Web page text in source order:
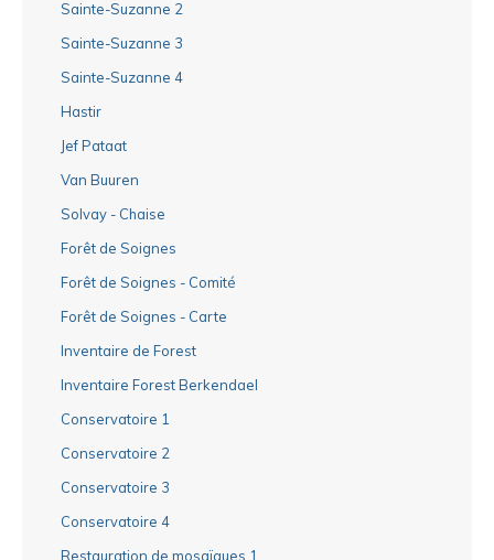
Sainte-Suzanne 2
Sainte-Suzanne 3
Sainte-Suzanne 4
Hastir
Jef Pataat
Van Buuren
Solvay - Chaise
Forêt de Soignes
Forêt de Soignes - Comité
Forêt de Soignes - Carte
Inventaire de Forest
Inventaire Forest Berkendael
Conservatoire 1
Conservatoire 2
Conservatoire 3
Conservatoire 4
Restauration de mosaïques 1